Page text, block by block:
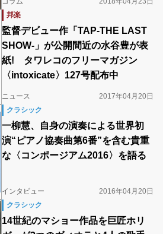
邦楽
監督デビュー作「TAP-THE LAST
SHOW-」が公開間近の水谷豊が表
紙! タワレコのフリーマガジン
〈intoxicate〉127号配布中
ニュース
2017年04月20日
クラシック
一柳慧、自身の演奏による世界初
演“ピアノ協奏曲第6番”を含む貴重
な〈コンポージアム2016〉を語る
インタビュー
2016年04月20日
クラシック
14世紀のマショー作品を巨匠ホリ